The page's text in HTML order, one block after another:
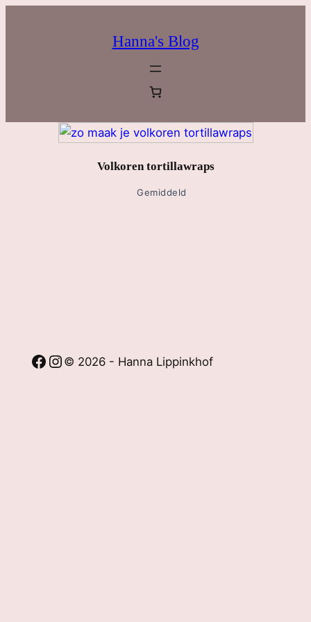
Hanna's Blog
Volkoren tortillawraps
Gemiddeld
Facebook
Instagram
© 2026 - Hanna Lippinkhof